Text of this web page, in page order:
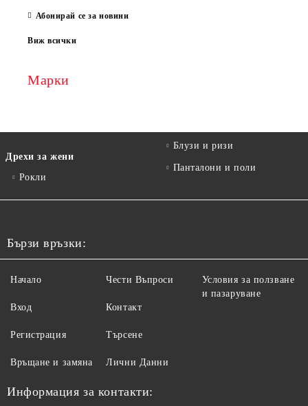
Абонирай се за новини
Виж всички
Марки
Дрехи за жени
Рокли
Блузи и ризи
Панталони и поли
Бързи връзки:
Начало
Вход
Регистрация
Връщане и замяна
Чести Въпроси
Контакт
Търсене
Лични Данни
Условия за ползване
и пазаруване
Информация за контакти: